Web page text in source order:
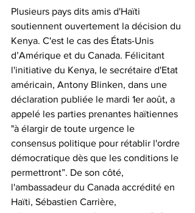
Plusieurs pays dits amis d'Haïti
soutiennent ouvertement la décision du
Kenya. C'est le cas des États-Unis
d’Amérique et du Canada. Félicitant
l'initiative du Kenya, le secrétaire d'Etat
américain, Antony Blinken, dans une
déclaration publiée le mardi 1er août, a
appelé les parties prenantes haïtiennes
"à élargir de toute urgence le
consensus politique pour rétablir l'ordre
démocratique dès que les conditions le
permettront”. De son côté,
l'ambassadeur du Canada accrédité en
Haïti, Sébastien Carrière,